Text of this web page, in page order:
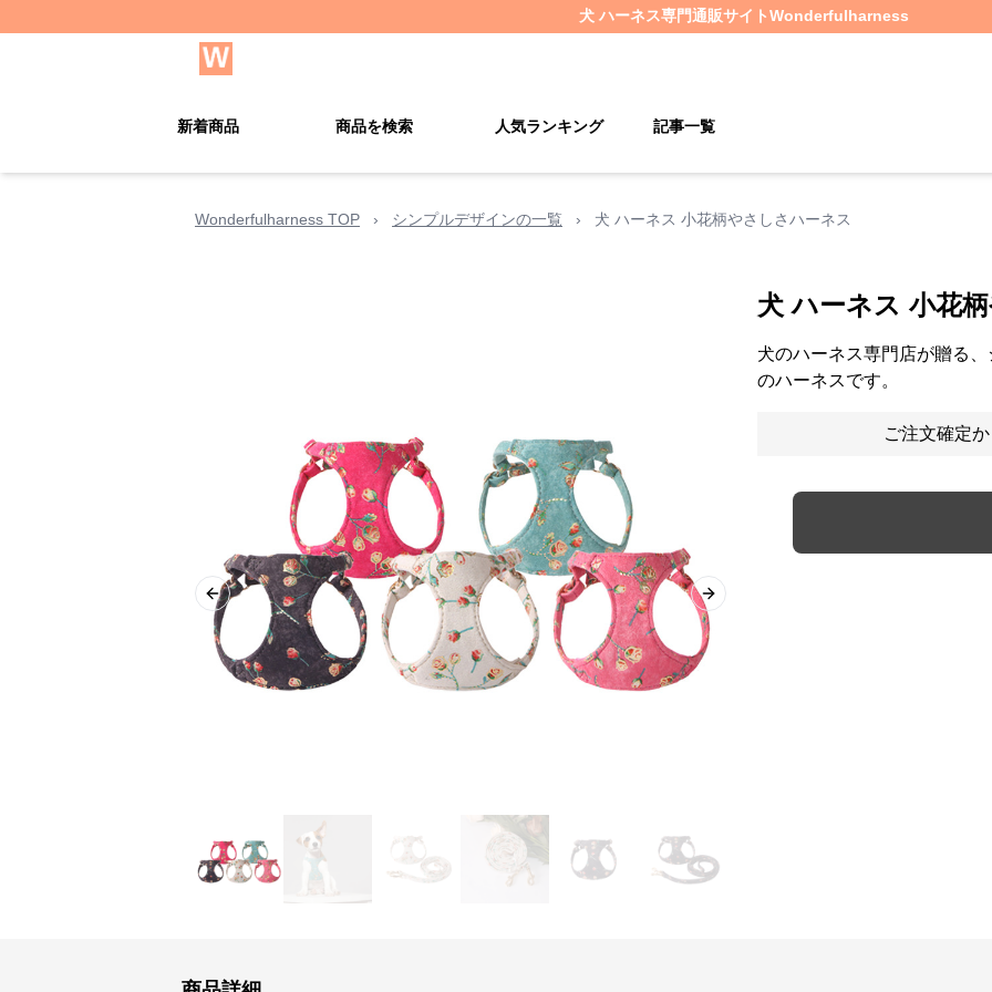
犬 ハーネス専門通販サイトWonderfulharness
新着商品 商品を検索 人気ランキング 記事一覧
Wonderfulharness TOP › シンプルデザインの一覧 › 犬 ハーネス 小花柄やさしさハーネス
Previous slide Next slide
犬 ハーネス 小花
犬のハーネス専門店が贈る
のハーネスです。
ご注文確定